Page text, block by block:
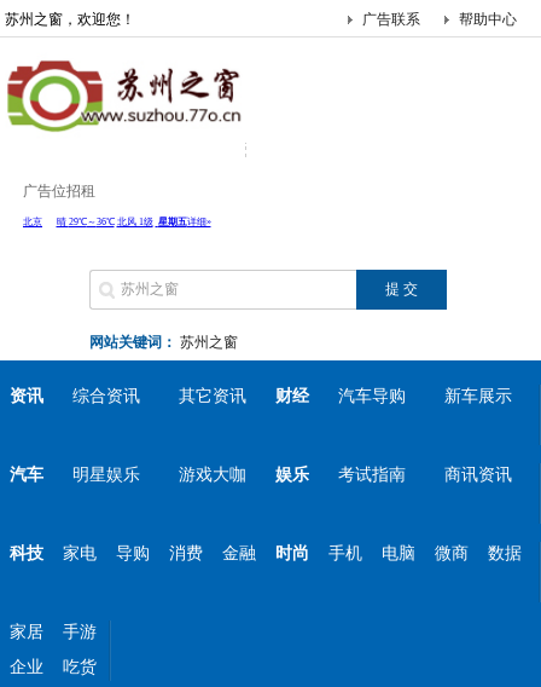
苏州之窗，欢迎您！ 帮助中心
广告联系
广告位招租
网站关键词： 苏州之窗
资讯 综合资讯 其它资讯 财经 汽车导购 新车展示
汽车 明星娱乐 游戏大咖 娱乐 考试指南 商讯资讯
科技 家电 导购 消费 金融 时尚 手机 电脑 微商 数据
家居
手游
企业
吃货